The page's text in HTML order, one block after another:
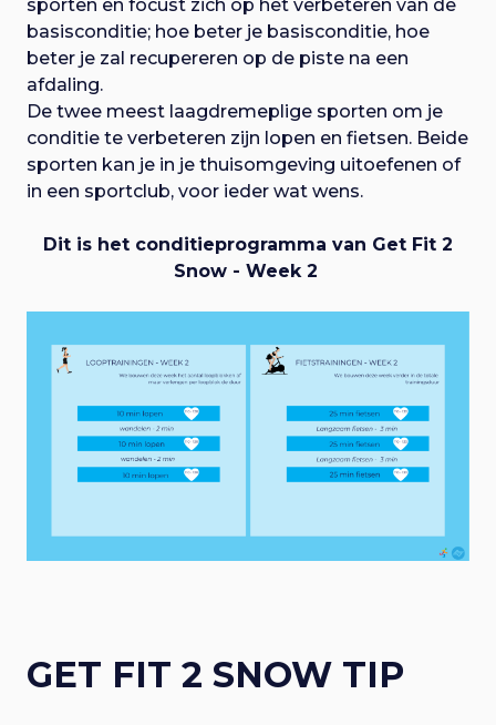
sporten en focust zich op het verbeteren van de
basisconditie; hoe beter je basisconditie, hoe
beter je zal recupereren op de piste na een
afdaling.
De twee meest laagdremeplige sporten om je
conditie te verbeteren zijn lopen en fietsen. Beide
sporten kan je in je thuisomgeving uitoefenen of
in een sportclub, voor ieder wat wens.
Dit is het conditieprogramma van Get Fit 2
Snow - Week 2
GET FIT 2 SNOW TIP